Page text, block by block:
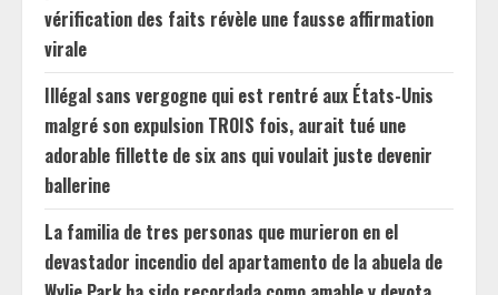
vérification des faits révèle une fausse affirmation
virale
Illégal sans vergogne qui est rentré aux États-Unis
malgré son expulsion TROIS fois, aurait tué une
adorable fillette de six ans qui voulait juste devenir
ballerine
La familia de tres personas que murieron en el
devastador incendio del apartamento de la abuela de